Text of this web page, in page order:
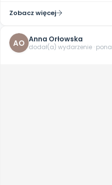
Zobacz więcej
AO Anna Orłowska
dodał(a) wydarzenie ·